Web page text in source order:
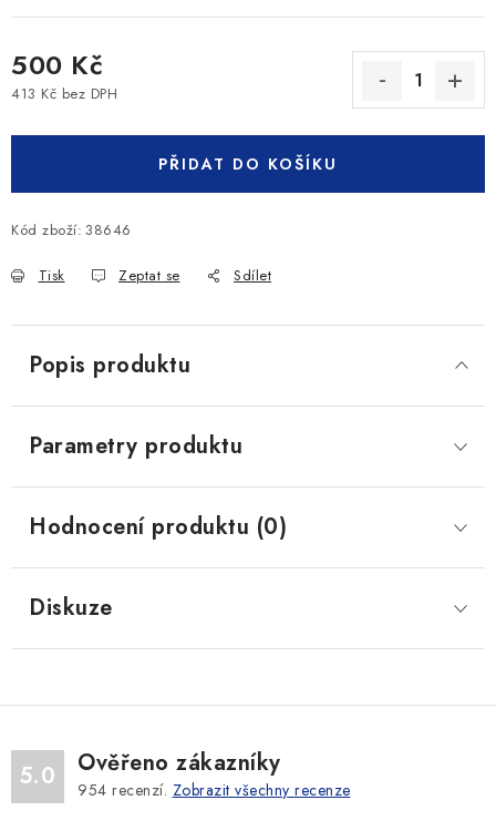
500 Kč
413 Kč bez DPH
PŘIDAT DO KOŠÍKU
Kód zboží: 38646
Tisk Zeptat se Sdílet
Popis produktu
Parametry produktu
Hodnocení produktu (0)
Diskuze
5.0 Ověřeno zákazníky
954 recenzí. Zobrazit všechny recenze